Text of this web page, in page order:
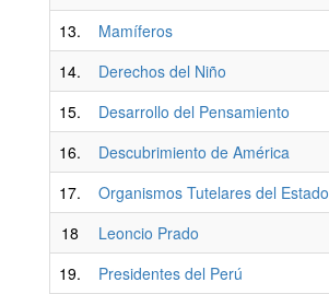
13.
Mamíferos
14.
Derechos del Niño
15.
Desarrollo del Pensamiento
16.
Descubrimiento de América
17.
Organismos Tutelares del Estado
18
Leoncio Prado
19.
Presidentes del Perú